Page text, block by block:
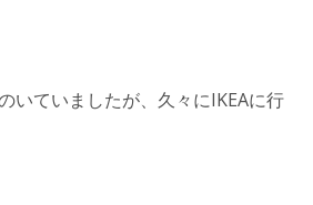
いていましたが、久々にIKEAに行